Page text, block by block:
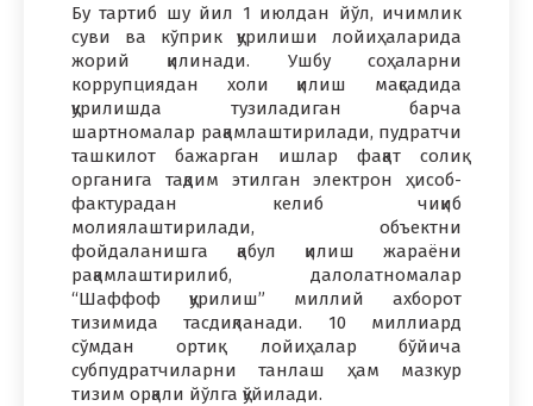
Бу тартиб шу йил 1 июлдан йўл, ичимлик
суви ва кўприк қурилиши лойиҳаларида
жорий қилинади. Ушбу соҳаларни
коррупциядан холи қилиш мақсадида
қурилишда тузиладиган барча
шартномалар рақамлаштирилади, пудратчи
ташкилот бажарган ишлар фақат солиқ
органига тақдим этилган электрон ҳисоб-
фактурадан келиб чиқиб
молиялаштирилади, объектни
фойдаланишга қабул қилиш жараёни
рақамлаштирилиб, далолатномалар
“Шаффоф қурилиш” миллий ахборот
тизимида тасдиқланади. 10 миллиард
сўмдан ортиқ лойиҳалар бўйича
субпудратчиларни танлаш ҳам мазкур
тизим орқали йўлга қўйилади.